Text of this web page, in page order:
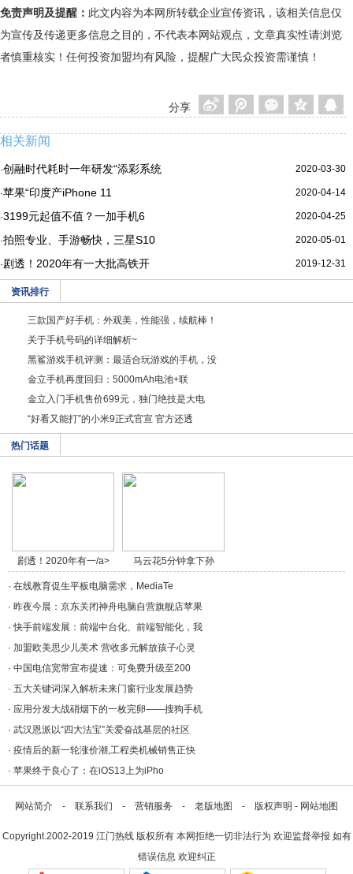
免责声明及提醒： 此文内容为本网所转载企业宣传资讯，该相关信息仅
为宣传及传递更多信息之目的，不代表本网站观点，文章真实性请浏览
者慎重核实！任何投资加盟均有风险，提醒广大民众投资需谨慎！
分享
相关新闻
2020-03-30
·创融时代耗时一年研发“添彩系统
2020-04-14
·苹果“印度产iPhone 11
2020-04-25
·3199元起值不值？一加手机6
2020-05-01
·拍照专业、手游畅快，三星S10
2019-12-31
·剧透！2020年有一大批高铁开
资讯排行
三款国产好手机：外观美，性能强，续航棒！
关于手机号码的详细解析~
黑鲨游戏手机评测：最适合玩游戏的手机，没
金立手机再度回归：5000mAh电池+联
金立入门手机售价699元，独门绝技是大电
“好看又能打”的小米9正式官宣 官方还透
热门话题
剧透！2020年有一/a>
马云花5分钟拿下孙
正/a>
· 在线教育促生平板电脑需求，MediaTe
· 昨夜今晨：京东关闭神舟电脑自营旗舰店苹果
·快手前端发展：前端中台化、前端智能化，我
· 加盟欧美思少儿美术 营收多元解放孩子心灵
· 中国电信宽带宣布提速：可免费升级至200
· 五大关键词深入解析未来门窗行业发展趋势
· 应用分发大战硝烟下的一枚完卵——搜狗手机
· 武汉恩派以“四大法宝”关爱奋战基层的社区
· 疫情后的新一轮涨价潮,工程类机械销售正快
· 苹果终于良心了：在iOS13上为iPho
网站简介 - 联系我们 - 营销服务 - 老版地图 - 版权声明 - 网站地图
Copyright.2002-2019 江门热线版权所有 本网拒绝一切非法行为 欢迎监督举报 如有
错误信息 欢迎纠正